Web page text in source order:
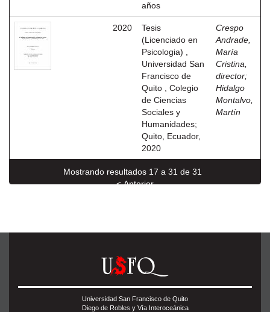
años
2020
Tesis
(Licenciado en
Psicologia) ,
Universidad San
Francisco de
Quito , Colegio
de Ciencias
Sociales y
Humanidades;
Quito, Ecuador,
2020
Crespo
Andrade,
María
Cristina,
director;
Hidalgo
Montalvo,
Martín
Mostrando resultados 17 a 31 de 31
< Anterior
Universidad San Francisco de Quito
Diego de Robles y Vía Interoceánica